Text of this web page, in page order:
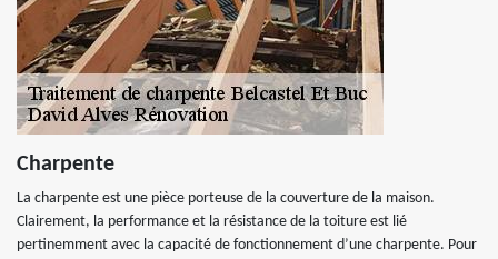
Charpente
La charpente est une pièce porteuse de la couverture de la maison.
Clairement, la performance et la résistance de la toiture est lié
pertinemment avec la capacité de fonctionnement d’une charpente. Pour